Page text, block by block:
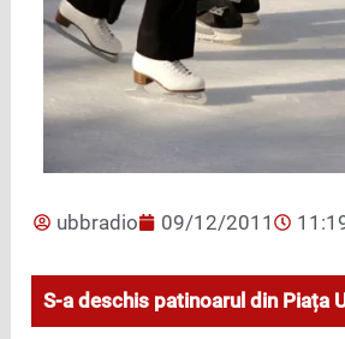
ubbradio 09/12/2011
S-a deschis patinoarul din Piața